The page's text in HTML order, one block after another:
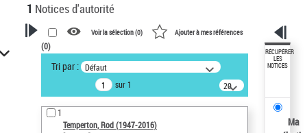
1 Notices d'autorité
VOTRE RECHERCHE
Recherche avancée dans les
notices d’autorité
Œuvres liées à l'auteur :
Temperton, Rod (1947-2016)
Voir la sélection (0) Ajouter à mes références
(0)
Tri par : Défaut
sur 1
20
résultats/page
1
Temperton, Rod (1947-2016)
RÉCUPÉRER
LES
NOTICES
Ma